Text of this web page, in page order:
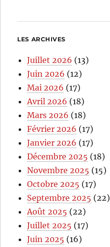
LES ARCHIVES
Juillet 2026 (13)
Juin 2026 (12)
Mai 2026 (17)
Avril 2026 (18)
Mars 2026 (18)
Février 2026 (17)
Janvier 2026 (17)
Décembre 2025 (18)
Novembre 2025 (15)
Octobre 2025 (17)
Septembre 2025 (22)
Août 2025 (22)
Juillet 2025 (17)
Juin 2025 (16)